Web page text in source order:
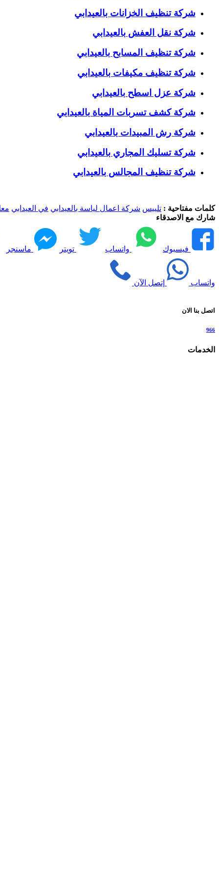
شركة تنظيف الخزانات بالعيدابي
شركة نقل العفش بالعيدابي
شركة تنظيف المسابح بالعيدابي
شركة تنظيف مكيفات بالعيدابي
شركة عزل اسطح بالعيدابي
شركة كشف تسربات المياة بالعيدابي
شركة رش المبيدات بالعيدابي
شركة تسليك المجاري بالعيدابي
شركة تنظيف المجالس بالعيدابي
كلمات مفتاحية : تلييس شركة اعمال لياسة بالعيدابي في العيدابي
شارك مع الاصدقاء
فيسبوك واتساب تويتر ماسنجر
واتساب إتصل الآن
اتصل بنا الان
966
الخدمات